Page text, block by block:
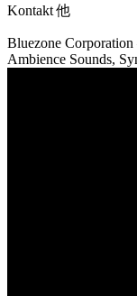
Kontakt 他
Bluezone
Ambience Sounds,